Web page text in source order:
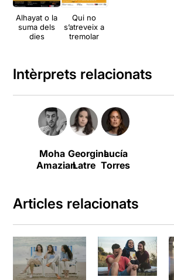
Alhayat o la
suma dels
dies
Qui no
s’atreveix a
tremolar
Intèrprets relacionats
Moha
Amazian
Georgina
Latre
Lucía
Torres
Articles relacionats